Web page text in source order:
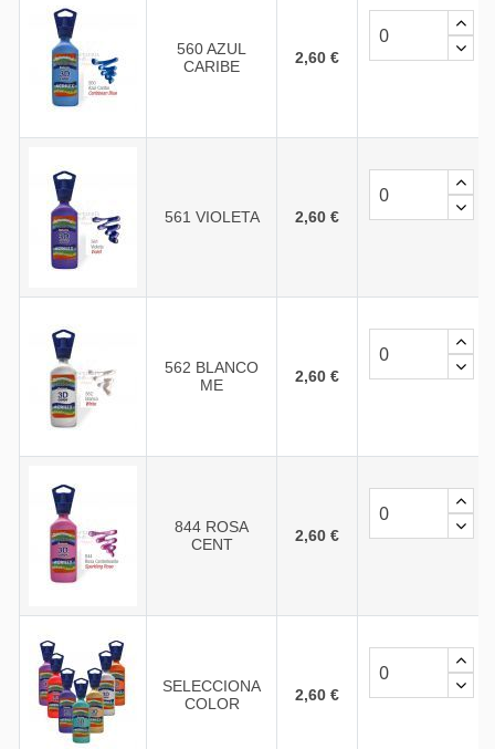
560 AZUL
CARIBE
2,60 €
561 VIOLETA 2,60 €
562 BLANCO
ME
2,60 €
844 ROSA
CENT
2,60 €
SELECCIONA
COLOR
2,60 €